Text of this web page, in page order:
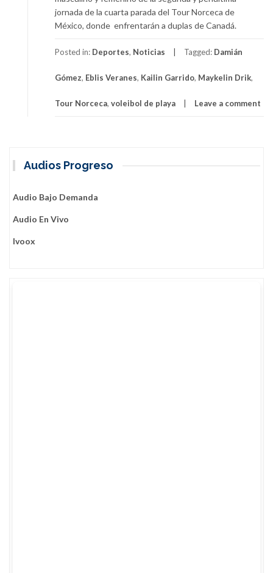
jornada de la cuarta parada del Tour Norceca de
México, donde enfrentarán a duplas de Canadá.
Posted in: Deportes, Noticias Tagged: Damián
Gómez, Eblis Veranes, Kailin Garrido, Maykelin Drik,
Tour Norceca, voleibol de playa Leave a comment
Audios Progreso
Audio Bajo Demanda
Audio En Vivo
Ivoox